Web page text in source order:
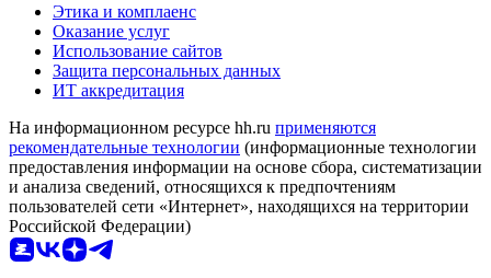
Этика и комплаенс
Оказание услуг
Использование сайтов
Защита персональных данных
ИТ аккредитация
На информационном ресурсе hh.ru применяются
рекомендательные технологии (информационные технологии
предоставления информации на основе сбора, систематизации
и анализа сведений, относящихся к предпочтениям
пользователей сети «Интернет», находящихся на территории
Российской Федерации)